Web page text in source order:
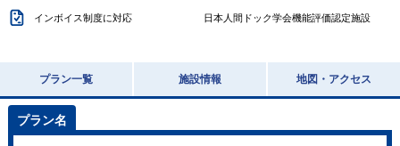
インボイス制度に対応 日本人間ドック学会機能評価認定施設
プラン一覧 施設情報 地図・アクセス